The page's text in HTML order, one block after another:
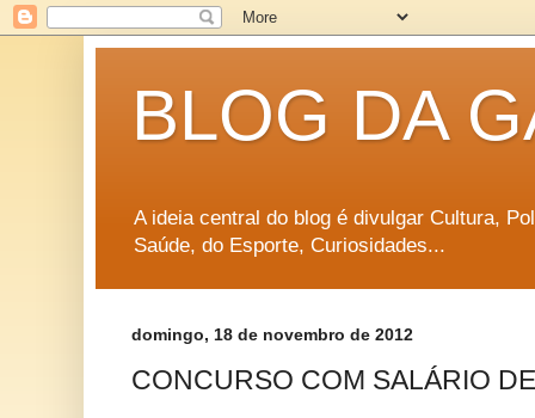
BLOG DA
A ideia central do blog é divulgar Cultura,
Saúde, do Esporte, Curiosidades...
domingo, 18 de novembro de 2012
CONCURSO COM SALÁRIO